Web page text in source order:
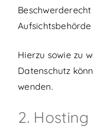
Aufsichtsbehörde
Hierzu sowie zu
Datenschutz
wenden.
2. Hosting